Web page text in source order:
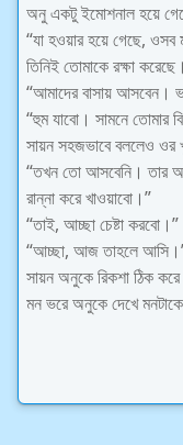
অনু একটু ইমোশনাল হয়ে
“যা হওয়ার হয়ে গেছে,
তিনিই তোমাকে রক্ষা
“আমাদের বাসায় আসবেন।
“হুম যাবো। সামনে তোমার
সায়ন সহজভাবে বললেও ওর
“তখন তো আসবেনি। তার
রান্না করে খাওয়াবো।”
“তাই, আচ্ছা চেষ্টা করবো।”
“আচ্ছা, আজ তাহলে
সায়ন অনুকে রিকশা ঠিক
মন ভরে অনুকে দেখে